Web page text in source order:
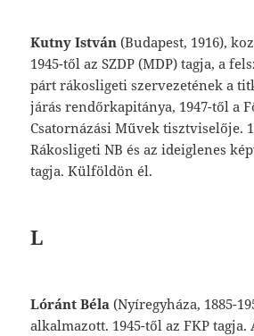
KutnyIstván (Budapest, 1916),
1945-tőlazSZDP(MDP)tagja,afel
pártrákosligeti szervezeténeka
járásrendőrkapitánya, 1947-tőla
CsatornázásiMűvektisztviselője.
Rákosligeti NBésazideiglenes
tagja.Külföldönél.
L
LórántBéla (Nyíregyháza, 1885-
alkalmazott. 1945-tőlazFKPtagja.